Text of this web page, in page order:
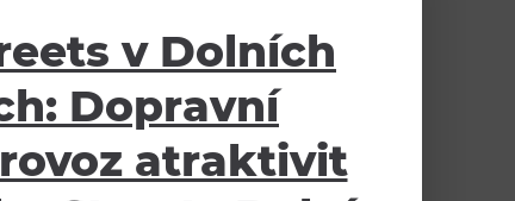
v Dolních
Dopravní
atraktivit